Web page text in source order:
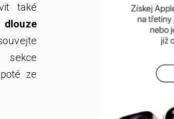
také
dlouze
sekce
ze